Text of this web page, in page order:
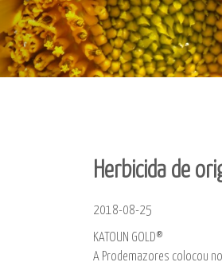
Herbicida de
2018-08-25
KATOUN GOLD®
A Prodemazores colocou